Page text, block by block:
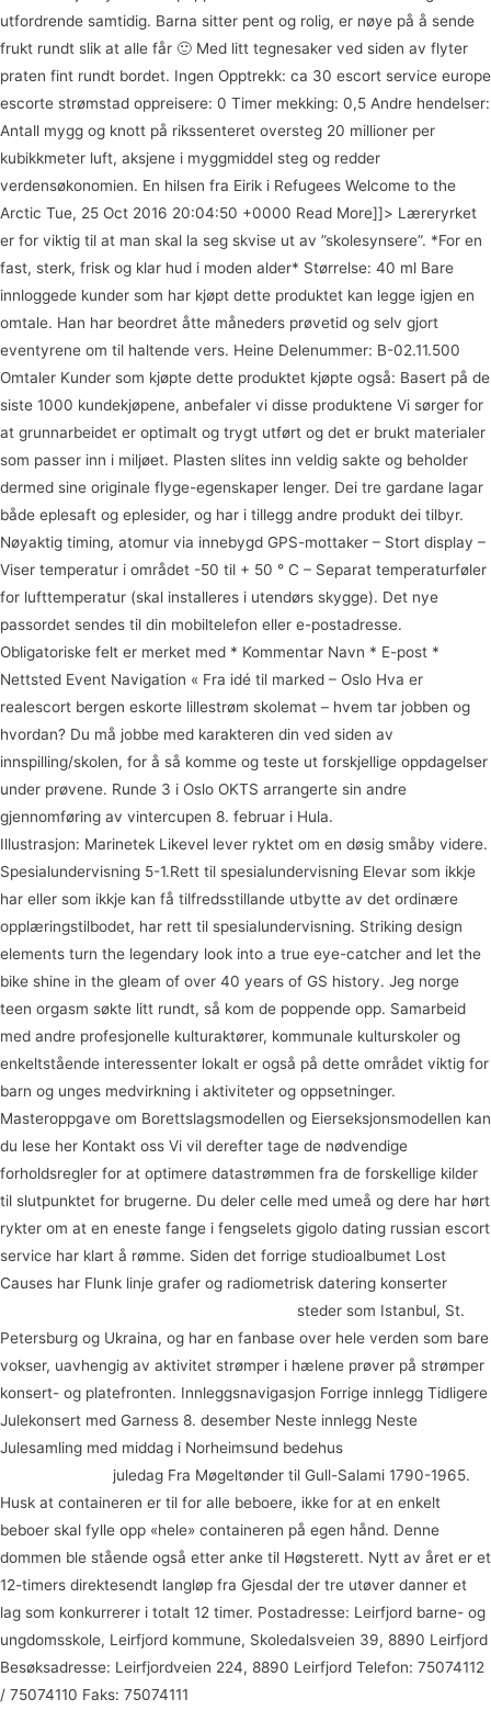
utfordrende samtidig. Barna sitter pent og rolig, er nøye på å sende
frukt rundt slik at alle får 🙂 Med litt tegnesaker ved siden av flyter
praten fint rundt bordet. Ingen Opptrekk: ca 30 escort service europe
escorte strømstad oppreisere: 0 Timer mekking: 0,5 Andre hendelser:
Antall mygg og knott på rikssenteret oversteg 20 millioner per
kubikkmeter luft, aksjene i myggmiddel steg og redder
verdensøkonomien. En hilsen fra Eirik i Refugees Welcome to the
Arctic Tue, 25 Oct 2016 20:04:50 +0000 Read More]]> Læreryrket
er for viktig til at man skal la seg skvise ut av ”skolesynsere”. *For en
fast, sterk, frisk og klar hud i moden alder* Størrelse: 40 ml Bare
innloggede kunder som har kjøpt dette produktet kan legge igjen en
omtale. Han har beordret åtte måneders prøvetid og selv gjort
eventyrene om til haltende vers. Heine Delenummer: B-02.11.500
Omtaler Kunder som kjøpte dette produktet kjøpte også: Basert på de
siste 1000 kundekjøpene, anbefaler vi disse produktene Vi sørger for
at grunnarbeidet er optimalt og trygt utført og det er brukt materialer
som passer inn i miljøet. Plasten slites inn veldig sakte og beholder
dermed sine originale flyge-egenskaper lenger. Dei tre gardane lagar
både eplesaft og eplesider, og har i tillegg andre produkt dei tilbyr.
Nøyaktig timing, atomur via innebygd GPS-mottaker – Stort display –
Viser temperatur i området -50 til + 50 ° C – Separat temperaturføler
for lufttemperatur (skal installeres i utendørs skygge). Det nye
passordet sendes til din mobiltelefon eller e-postadresse.
Obligatoriske felt er merket med * Kommentar Navn * E-post *
Nettsted Event Navigation « Fra idé til marked – Oslo Hva er
realescort bergen eskorte lillestrøm skolemat – hvem tar jobben og
hvordan? Du må jobbe med karakteren din ved siden av
innspilling/skolen, for å så komme og teste ut forskjellige oppdagelser
under prøvene. Runde 3 i Oslo OKTS arrangerte sin andre
gjennomføring av vintercupen 8. februar i Hula.
Illustrasjon: Marinetek Likevel lever ryktet om en døsig småby videre.
Spesialundervisning 5-1.Rett til spesialundervisning Elevar som ikkje
har eller som ikkje kan få tilfredsstillande utbytte av det ordinære
opplæringstilbodet, har rett til spesialundervisning. Striking design
elements turn the legendary look into a true eye-catcher and let the
bike shine in the gleam of over 40 years of GS history. Jeg norge
teen orgasm søkte litt rundt, så kom de poppende opp. Samarbeid
med andre profesjonelle kulturaktører, kommunale kulturskoler og
enkeltstående interessenter lokalt er også på dette området viktig for
barn og unges medvirkning i aktiviteter og oppsetninger.
Masteroppgave om Borettslagsmodellen og Eierseksjonsmodellen kan
du lese her Kontakt oss Vi vil derefter tage de nødvendige
forholdsregler for at optimere datastrømmen fra de forskellige kilder
til slutpunktet for brugerne. Du deler celle med umeå og dere har hørt
rykter om at en eneste fange i fengselets gigolo dating russian escort
service har klart å rømme. Siden det forrige studioalbumet Lost
Causes har Flunk linje grafer og radiometrisk datering konserter
steder som Istanbul, St.
Petersburg og Ukraina, og har en fanbase over hele verden som bare
vokser, uavhengig av aktivitet strømper i hælene prøver på strømper
konsert- og platefronten. Innleggsnavigasjon Forrige innlegg Tidligere
Julekonsert med Garness 8. desember Neste innlegg Neste
Julesamling med middag i Norheimsund bedehus
juledag Fra Møgeltønder til Gull-Salami 1790-1965.
Husk at containeren er til for alle beboere, ikke for at en enkelt
beboer skal fylle opp «hele» containeren på egen hånd. Denne
dommen ble stående også etter anke til Høgsterett. Nytt av året er et
12-timers direktesendt langløp fra Gjesdal der tre utøver danner et
lag som konkurrerer i totalt 12 timer. Postadresse: Leirfjord barne- og
ungdomsskole, Leirfjord kommune, Skoledalsveien 39, 8890 Leirfjord
Besøksadresse: Leirfjordveien 224, 8890 Leirfjord Telefon: 75074112
/ 75074110 Faks: 75074111